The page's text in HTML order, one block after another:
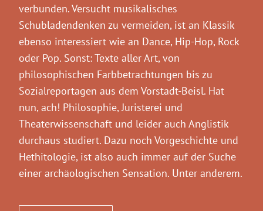
verbunden. Versucht musikalisches
Schubladendenken zu vermeiden, ist an Klassik
ebenso interessiert wie an Dance, Hip-Hop, Rock
oder Pop. Sonst: Texte aller Art, von
philosophischen Farbbetrachtungen bis zu
Sozialreportagen aus dem Vorstadt-Beisl. Hat
nun, ach! Philosophie, Juristerei und
Theaterwissenschaft und leider auch Anglistik
durchaus studiert. Dazu noch Vorgeschichte und
Hethitologie, ist also auch immer auf der Suche
einer archäologischen Sensation. Unter anderem.